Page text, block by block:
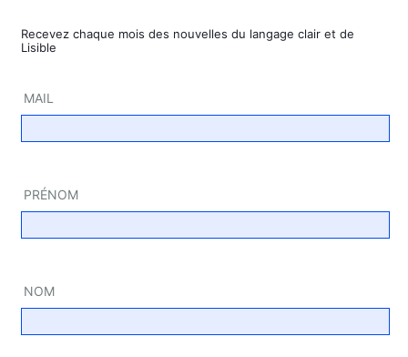
Rece­vez chaque mois des nou­velles du lan­gage clair et de
Lisible
MAIL
PRÉ­NOM
NOM